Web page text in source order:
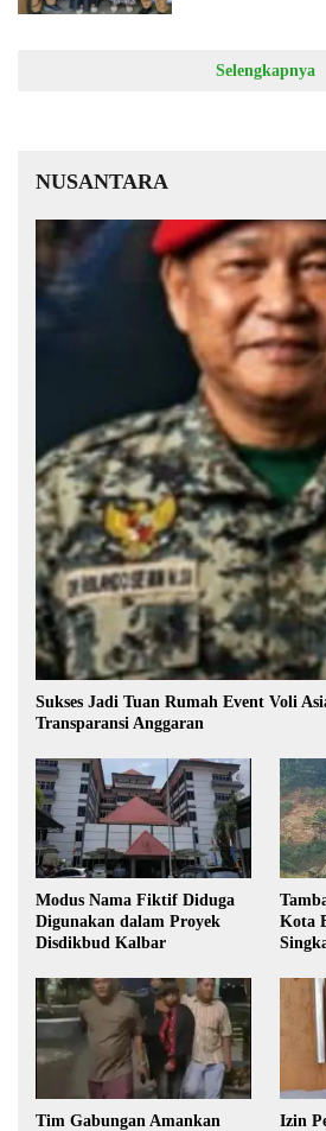
Selengkapnya
NUSANTARA
Sukses Jadi Tuan Rumah Event Voli
Transparansi Anggaran
Modus Nama Fiktif Diduga
Digunakan dalam Proyek
Disdikbud Kalbar
Kota
Tim Gabungan Amankan Izin